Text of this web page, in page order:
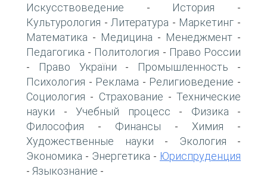
Искусствоведение - История -
Культурология - Литература - Маркетинг -
Математика - Медицина - Менеджмент -
Педагогика - Политология - Право России
- Право України - Промышленность -
Психология - Реклама - Религиоведение -
Социология - Страхование - Технические
науки - Учебный процесс - Физика -
Философия - Финансы - Химия -
Художественные науки - Экология -
Экономика - Энергетика - Юриспруденция
- Языкознание -